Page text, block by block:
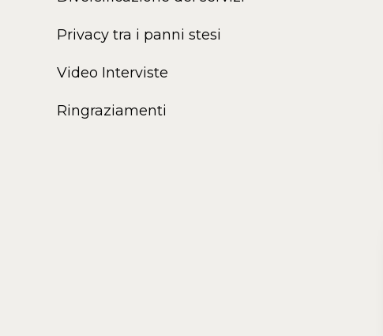
Privacy tra i panni stesi
Video Interviste
Ringraziamenti